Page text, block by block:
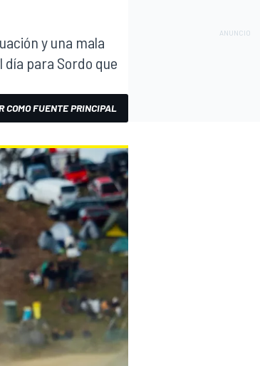
y una mala
día para Sordo que
COMO FUENTE PRINCIPAL